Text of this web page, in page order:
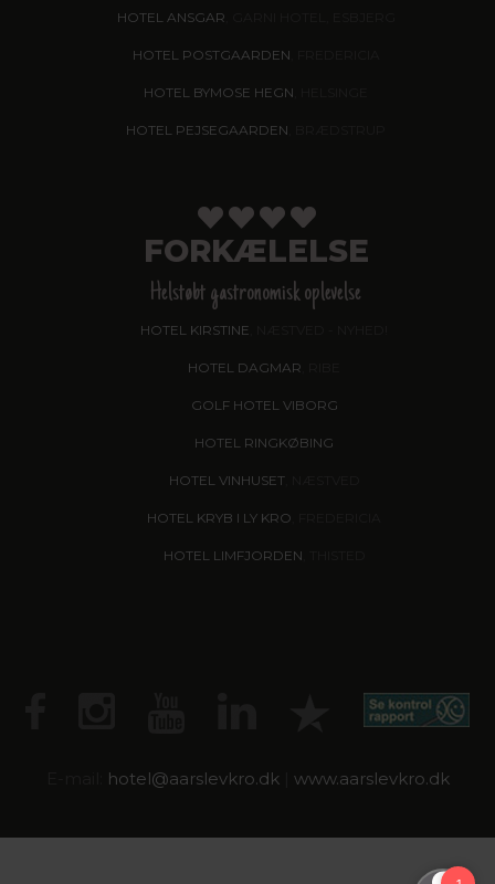
HOTEL ANSGAR
HOTEL POSTGAARDEN
HOTEL BYMOSE HEGN
HOTEL PEJSEGAARDEN
FORKÆLELSE
Helstøbt gastronomisk oplevelse
HOTEL KIRSTINE
HOTEL DAGMAR
GOLF HOTEL VIBORG
HOTEL RINGKØBING
HOTEL VINHUSET, NÆSTVED
HOTEL KRYB I LY KRO
HOTEL LIMFJORDEN
hotel@aarslevkro.dk| www.aarslevkro.dk